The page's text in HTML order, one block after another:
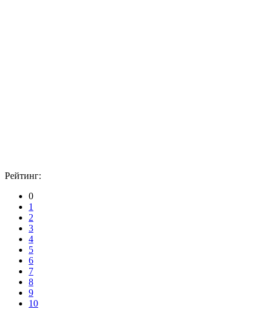
Рейтинг:
0
1
2
3
4
5
6
7
8
9
10